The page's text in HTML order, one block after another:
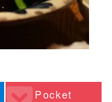
Pocket